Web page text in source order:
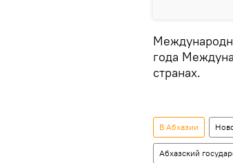
года
странах.
В Абхазии
Абхазский